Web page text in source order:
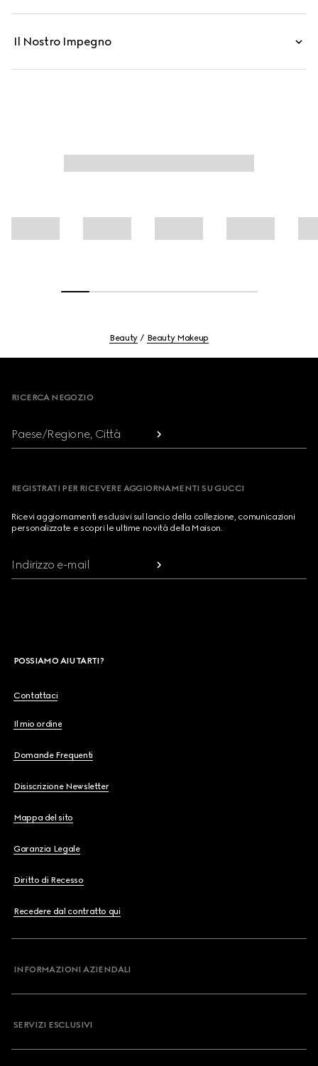
garantisce una copertura uniforme e impeccabile tutto il
Il Nostro Impegno
Beauty Beauty Makeup
RICERCA NEGOZIO
Paese/Regione, Città
REGISTRATI PER RICEVERE AGGIORNAMENTI SU GUCCI
Ricevi aggiornamenti esclusivi sul lancio della collezione, comunicazioni
personalizzate e scopri le ultime novità della Maison.
Indirizzo e-mail
POSSIAMO AIUTARTI?
Contattaci
Il mio ordine
Domande Frequenti
Disiscrizione Newsletter
Mappa del sito
Garanzia Legale
Diritto di Recesso
Recedere dal contratto qui
INFORMAZIONI AZIENDALI
SERVIZI ESCLUSIVI